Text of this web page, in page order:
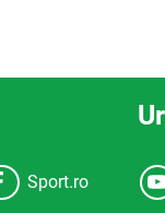
Sport.ro